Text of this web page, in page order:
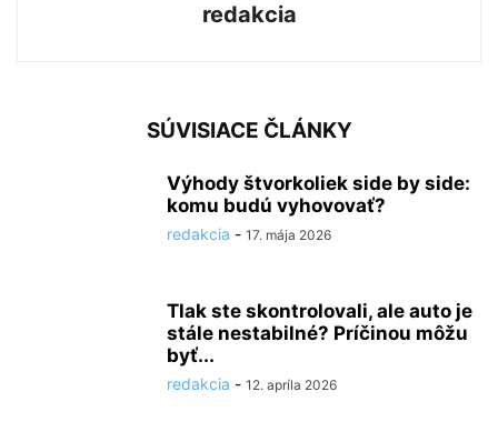
redakcia
SÚVISIACE ČLÁNKY
Výhody štvorkoliek side by side:
komu budú vyhovovať?
redakcia - 17. mája 2026
Tlak ste skontrolovali, ale auto je
stále nestabilné? Príčinou môžu
byť...
redakcia - 12. apríla 2026